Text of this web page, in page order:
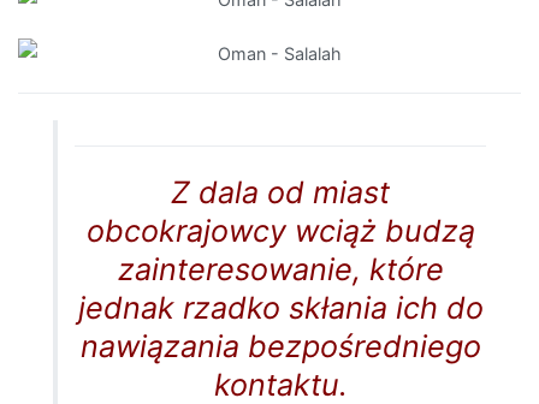
Z dala od miast
obcokrajowcy wciąż budzą
zainteresowanie, które
jednak rzadko skłania ich do
nawiązania bezpośredniego
kontaktu.